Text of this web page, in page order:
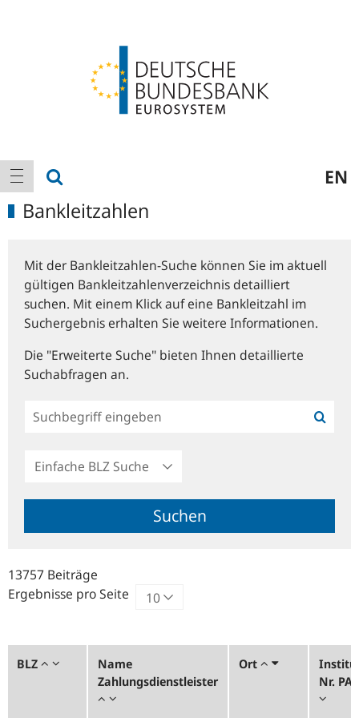
Hauptnavigation
Navigation anzeigen EN
Bankleitzahlen
Mit der Bankleitzahlen-Suche können Sie im aktuell
gültigen Bankleitzahlenverzeichnis detailliert
suchen. Mit einem Klick auf eine Bankleitzahl im
Suchergebnis erhalten Sie weitere Informationen.
Die "Erweiterte Suche" bieten Ihnen detaillierte
Suchabfragen an.
Einfache
Suche
Suchen
13757 Beiträge
Ergebnisse pro Seite
BLZ
Name
Zahlungsdienstleister
Ort
Nr.